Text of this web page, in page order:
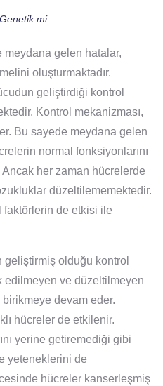
mi
gelen hatalar,
oluşturmaktadır.
geliştirdiği kontrol
Kontrol mekanizması,
Bu sayede meydana gelen
normal fonksiyonlarını
her zaman hücrelerde
düzeltilememektedir.
faktörlerin de etkisi ile
geliştirmiş olduğu kontrol
edilmeyen ve düzeltilmeyen
devam eder.
hücreler de etkilenir.
yerine getiremediği gibi
yeteneklerini de
hücreler kanserleşmiş